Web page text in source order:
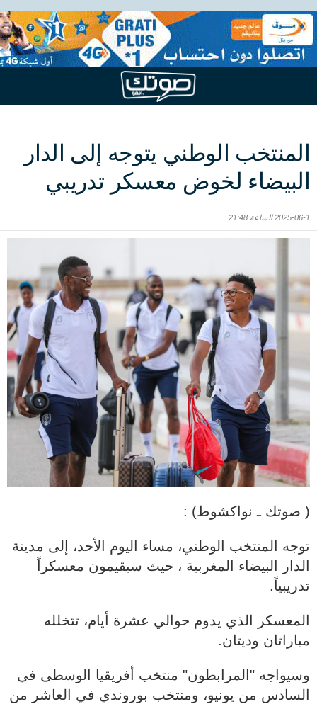
المنتخب الوطني يتوجه إلى الدار
البيضاء لخوض معسكر تدريبي
2025-06-1 الساعة 21:48
( صوتك ـ نواكشوط) :
‎توجه المنتخب الوطني، مساء اليوم الأحد، إلى مدينة
الدار البيضاء المغربية ، حيث سيقيمون معسكراً
تدريبياً.
‎المعسكر الذي يدوم حوالي عشرة أيام، تتخلله
مباراتان وديتان.
‎وسيواجه "المرابطون" منتخب أفريقيا الوسطى في
السادس من يونيو، ومنتخب بوروندي في العاشر من